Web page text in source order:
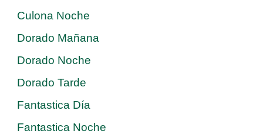
Culona Noche
Dorado Mañana
Dorado Noche
Dorado Tarde
Fantastica Día
Fantastica Noche